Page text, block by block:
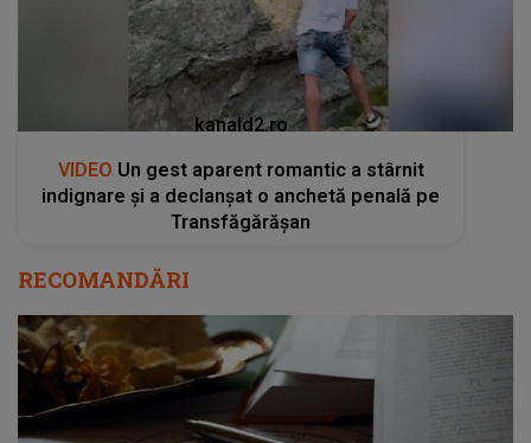
kanald2.ro
VIDEO Un gest aparent romantic a stârnit
indignare și a declanșat o anchetă penală pe
Transfăgărășan
RECOMANDĂRI